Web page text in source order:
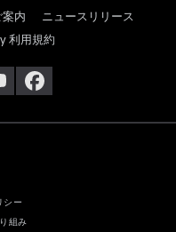
内
ニュースリリース
利用規約
シー
組み